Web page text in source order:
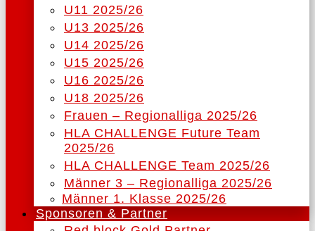
U11 2025/26
U13 2025/26
U14 2025/26
U15 2025/26
U16 2025/26
U18 2025/26
Frauen – Regionalliga 2025/26
HLA CHALLENGE Future Team
2025/26
HLA CHALLENGE Team 2025/26
Männer 3 – Regionalliga 2025/26
Männer 1. Klasse 2025/26
Sponsoren & Partner